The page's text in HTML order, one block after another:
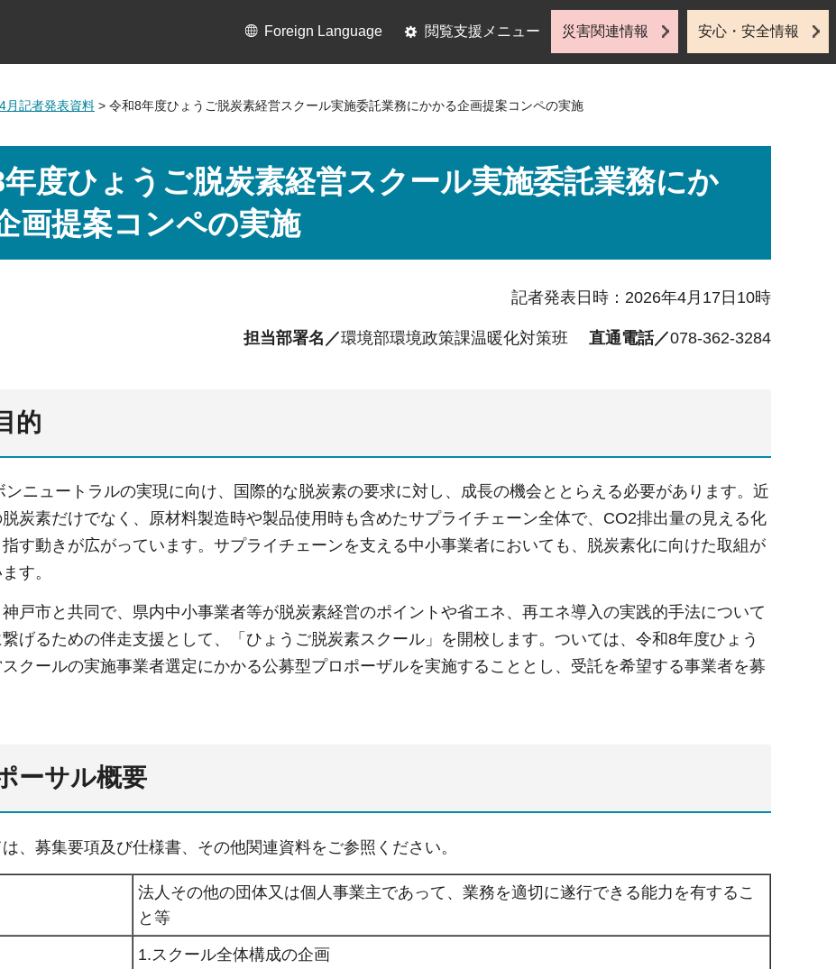
Foreign Language 閲覧支援メニュー 災害関連情報 安心・安全情報
月記者発表資料 > 令和8年度ひょうご脱炭素経営スクール実施委託業務にかかる企画提案コンペの実施
度ひょうご脱炭素経営スクール実施委託業務にか
画提案コンペの実施
記者発表日時：2026年4月17日10時
担当部署名／環境部環境政策課温暖化対策班 直通電話／078-362-3284
的
ンニュートラルの実現に向け、国際的な脱炭素の要求に対し、成長の機会ととらえる必要があります。近
炭素だけでなく、原材料製造時や製品使用時も含めたサプライチェーン全体で、CO2排出量の見える化
す動きが広がっています。サプライチェーンを支える中小事業者においても、脱炭素化に向けた取組が
す。
戸市と共同で、県内中小事業者等が脱炭素経営のポイントや省エネ、再エネ導入の実践的手法について
げるための伴走支援として、「ひょうご脱炭素スクール」を開校します。ついては、令和8年度ひょう
クールの実施事業者選定にかかる公募型プロポーザルを実施することとし、受託を希望する事業者を募
ーサル概要
、募集要項及び仕様書、その他関連資料をご参照ください。
法人その他の団体又は個人事業主であって、業務を適切に遂行できる能力を有するこ
と等
1.スクール全体構成の企画